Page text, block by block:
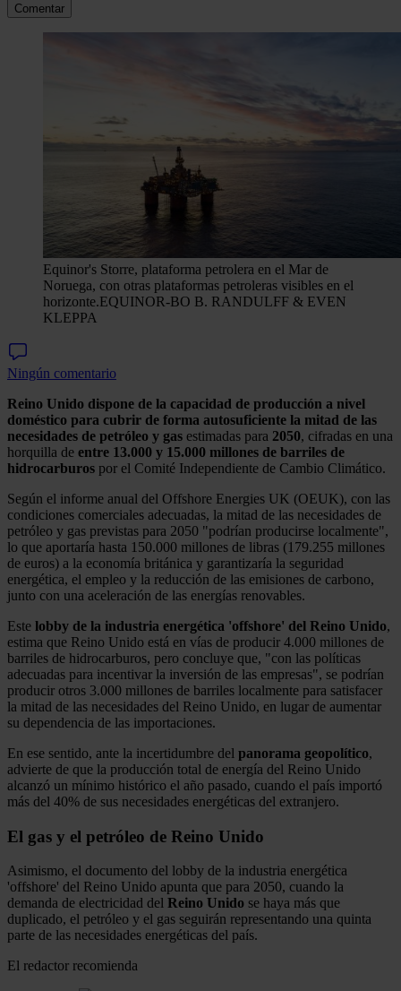
Comentar
Equinor's Storre, plataforma petrolera en el Mar de
Noruega, con otras plataformas petroleras visibles en el
horizonte.EQUINOR-BO B. RANDULFF & EVEN
KLEPPA
Ningún comentario
Reino Unido dispone de la capacidad de producción a nivel
doméstico para cubrir de forma autosuficiente la mitad de las
necesidades de petróleo y gas estimadas para 2050, cifradas en una
horquilla de entre 13.000 y 15.000 millones de barriles de
hidrocarburos por el Comité Independiente de Cambio Climático.
Según el informe anual del Offshore Energies UK (OEUK), con las
condiciones comerciales adecuadas, la mitad de las necesidades de
petróleo y gas previstas para 2050 "podrían producirse localmente",
lo que aportaría hasta 150.000 millones de libras (179.255 millones
de euros) a la economía británica y garantizaría la seguridad
energética, el empleo y la reducción de las emisiones de carbono,
junto con una aceleración de las energías renovables.
Este lobby de la industria energética 'offshore' del Reino Unido,
estima que Reino Unido está en vías de producir 4.000 millones de
barriles de hidrocarburos, pero concluye que, "con las políticas
adecuadas para incentivar la inversión de las empresas", se podrían
producir otros 3.000 millones de barriles localmente para satisfacer
la mitad de las necesidades del Reino Unido, en lugar de aumentar
su dependencia de las importaciones.
En ese sentido, ante la incertidumbre del panorama geopolítico,
advierte de que la producción total de energía del Reino Unido
alcanzó un mínimo histórico el año pasado, cuando el país importó
más del 40% de sus necesidades energéticas del extranjero.
El gas y el petróleo de Reino Unido
Asimismo, el documento del lobby de la industria energética
'offshore' del Reino Unido apunta que para 2050, cuando la
demanda de electricidad del Reino Unido se haya más que
duplicado, el petróleo y el gas seguirán representando una quinta
parte de las necesidades energéticas del país.
El redactor recomienda